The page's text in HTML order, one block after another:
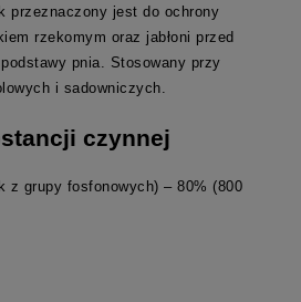
przeznaczony jest do ochrony
rzekomym oraz jabłoni przed
pnia. Stosowany przy
i sadowniczych.
czynnej
z grupy fosfonowych) – 80% (800